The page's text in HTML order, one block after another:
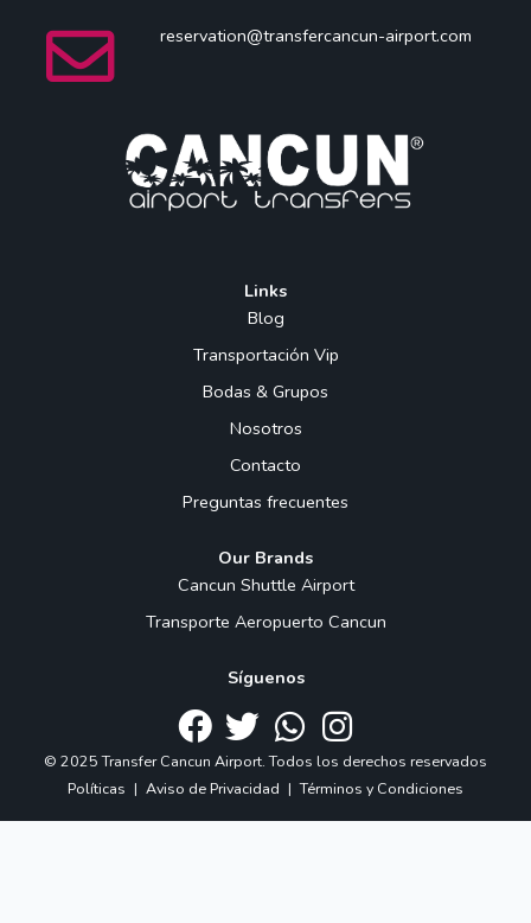
reservation@transfercancun-airport.com
Links
Blog
Transportación Vip
Bodas & Grupos
Nosotros
Contacto
Preguntas frecuentes
Our Brands
Cancun Shuttle Airport
Transporte Aeropuerto Cancun
Síguenos
© 2025 Transfer Cancun Airport. Todos los derechos reservados
Políticas | Aviso de Privacidad | Términos y Condiciones